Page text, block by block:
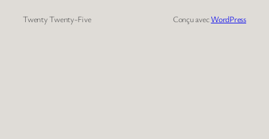
Twenty Twenty-Five Conçu avecWordPress